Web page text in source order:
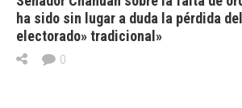
ha sido sin lugar a duda la pérdida
electorado» tradicional»
0